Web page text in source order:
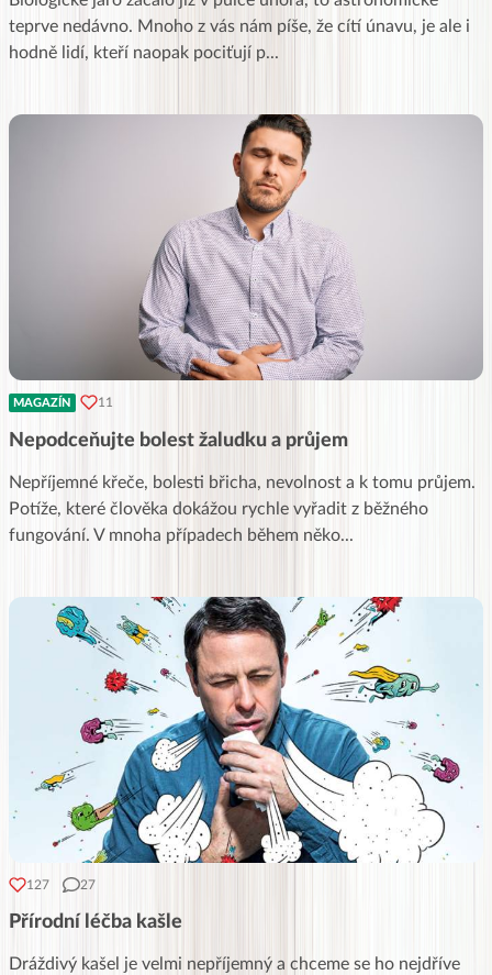
teprve nedávno. Mnoho z vás nám píše, že cítí únavu, je ale i
hodně lidí, kteří naopak pociťují p...
MAGAZÍN 11
Nepodceňujte bolest žaludku a průjem
Nepříjemné křeče, bolesti břicha, nevolnost a k tomu průjem.
Potíže, které člověka dokážou rychle vyřadit z běžného
fungování. V mnoha případech během něko...
127 27
Přírodní léčba kašle
Dráždivý kašel je velmi nepříjemný a chceme se ho nejdříve